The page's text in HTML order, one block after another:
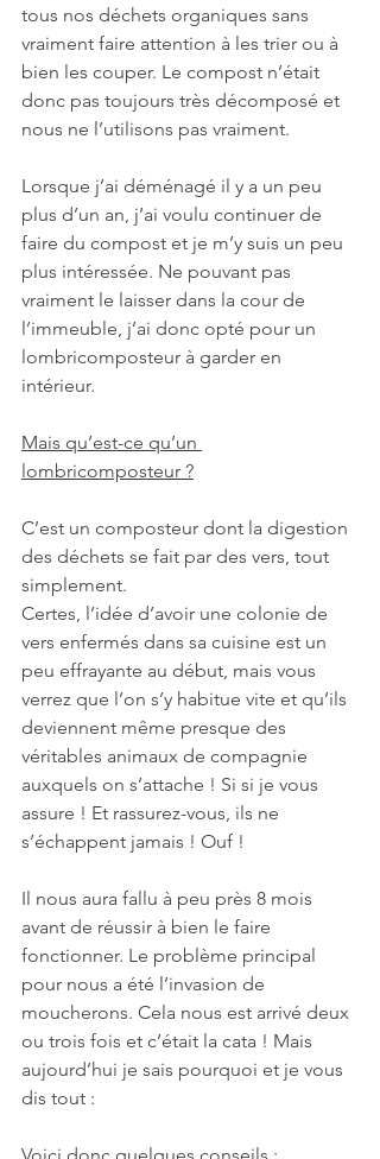
tous nos déchets organiques sans
vraiment faire attention à les trier ou à
bien les couper. Le compost n’était
donc pas toujours très décomposé et
nous ne l’utilisons pas vraiment.
Lorsque j’ai déménagé il y a un peu
plus d’un an, j’ai voulu continuer de
faire du compost et je m’y suis un peu
plus intéressée. Ne pouvant pas
vraiment le laisser dans la cour de
l’immeuble, j’ai donc opté pour un
lombricomposteur à garder en
intérieur.
Mais qu’est-ce qu’un
lombricomposteur ?
C’est un composteur dont la digestion
des déchets se fait par des vers, tout
simplement.
Certes, l’idée d’avoir une colonie de
vers enfermés dans sa cuisine est un
peu effrayante au début, mais vous
verrez que l’on s’y habitue vite et qu’ils
deviennent même presque des
véritables animaux de compagnie
auxquels on s’attache ! Si si je vous
assure ! Et rassurez-vous, ils ne
s’échappent jamais ! Ouf !
Il nous aura fallu à peu près 8 mois
avant de réussir à bien le faire
fonctionner. Le problème principal
pour nous a été l’invasion de
moucherons. Cela nous est arrivé deux
ou trois fois et c’était la cata ! Mais
aujourd’hui je sais pourquoi et je vous
dis tout :